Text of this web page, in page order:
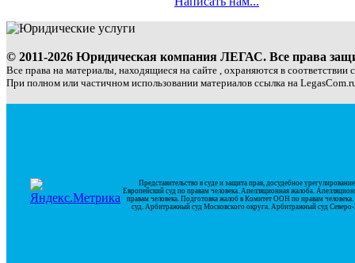
© 2011-2026 Юридическая компания ЛЕГАС. Все права
Все права на материалы, находящиеся на сайте , охраняются в соответствии
При полном или частичном использовании материалов ссылка на
Представительство в суде и защита прав, досудебное
Европейский суд по правам человека. Апелляционная жалоба.
правам человека. Подготовка жалоб в Комитет ООН по правам
суд. Арбитражный суд Московского округа. Арбитражный суд